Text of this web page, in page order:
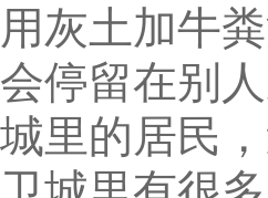
用灰土加牛
会停留在别
城里的居民